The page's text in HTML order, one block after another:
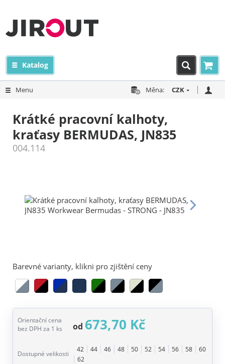
Katalog
Menu Měna: CZK
Krátké pracovní kalhoty,
kraťasy BERMUDAS, JN835
004.114
Barevné varianty, klikni pro zjištění ceny
Orientační cena
bez DPH za 1 ks
od 673,70 Kč
Dostupné velikosti 42 44 46 48 50 52 54 56 58
60
62